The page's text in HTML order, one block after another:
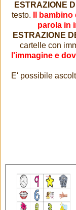
ESTRAZIONE
testo.
Il
parola in
ESTRAZIONE
cartelle con
l'immagine e
E' possibile